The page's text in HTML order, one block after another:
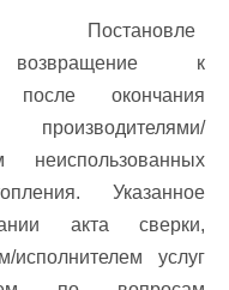
Постановле
к
после окончания
Указанное
акта сверки,
исполнителем услуг